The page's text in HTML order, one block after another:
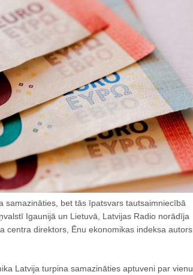
samazināties, bet tās īpatsvars tautsaimniecībā
Igaunijā un Lietuvā, Latvijas Radio norādīja
centra direktors, Ēnu ekonomikas indeksa autors
Latvija turpina samazināties aptuveni par vienu